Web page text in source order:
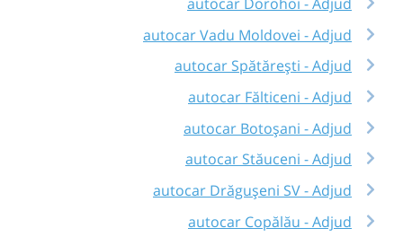
autocar Vadu Moldovei - Adjud
autocar Spătărești - Adjud
autocar Fălticeni - Adjud
autocar Botoșani - Adjud
autocar Stăuceni - Adjud
autocar Drăgușeni SV - Adjud
autocar Copălău - Adjud